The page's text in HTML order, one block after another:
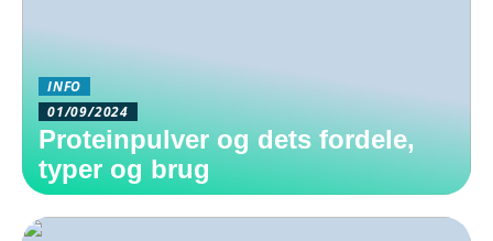
INFO
01/09/2024
Proteinpulver og dets fordele,
typer og brug